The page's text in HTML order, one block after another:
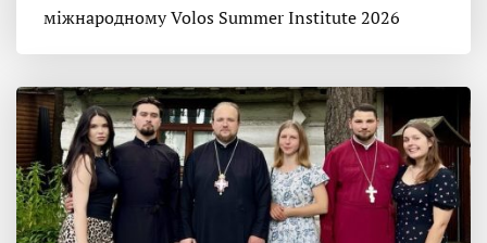
міжнародному Volos Summer Institute 2026